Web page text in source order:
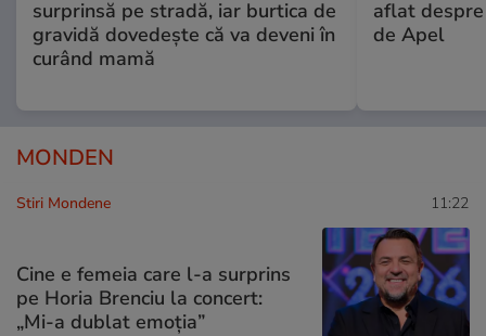
surprinsă pe stradă, iar burtica de
gravidă dovedește că va deveni în
curând mamă
aflat
de Apel
MONDEN
Stiri Mondene 11:22
Cine e femeia care l-a surprins
pe Horia Brenciu la concert:
„Mi-a dublat emoția”